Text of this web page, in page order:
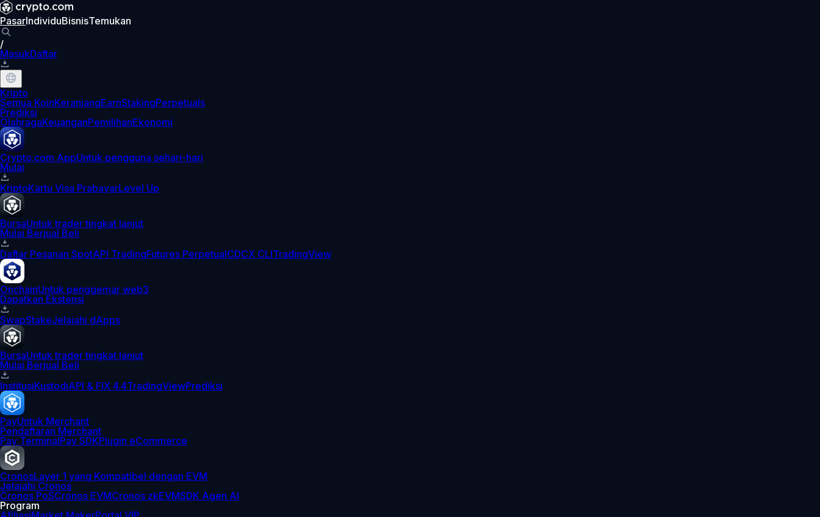
PasarIndividuBisnisTemukan
/
MasukDaftar
Kripto
Semua KoinKeranjangEarnStakingPerpetuals
Prediksi
OlahragaKeuanganPemilihanEkonomi
Crypto.com AppUntuk pengguna sehari-hari
Mulai
KriptoKartu Visa PrabayarLevel Up
BursaUntuk trader tingkat lanjut
Mulai Berjual Beli
Daftar Pesanan SpotAPI TradingFutures PerpetualCDCX CLITradingView
OnchainUntuk penggemar web3
Dapatkan Ekstensi
SwapStakeJelajahi dApps
BursaUntuk trader tingkat lanjut
Mulai Berjual Beli
InstitusiKustodiAPI & FIX 4.4TradingViewPrediksi
PayUntuk Merchant
Pendaftaran Merchant
Pay TerminalPay SDKPlugin eCommerce
CronosLayer 1 yang Kompatibel dengan EVM
Jelajahi Cronos
Cronos PoSCronos EVMCronos zkEVMSDK Agen AI
Program